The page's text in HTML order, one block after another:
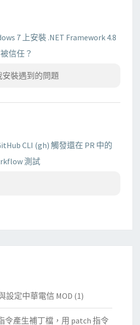
7 上安裝 .NET Framework 4.8
信任？
裝遇到的問題
CLI (gh) 觸發還在 PR 中的
測試
設定中華電信 MOD (1)
令產生補丁檔，用 patch 指令